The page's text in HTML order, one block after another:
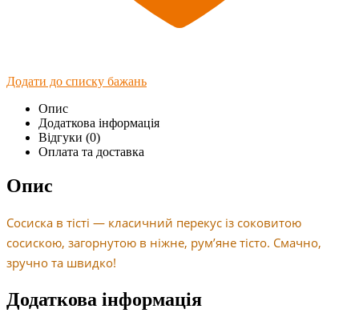
Додати до списку бажань
Опис
Додаткова інформація
Відгуки (0)
Оплата та доставка
Опис
Сосиска в тісті — класичний перекус із соковитою
сосискою, загорнутою в ніжне, рум’яне тісто. Смачно,
зручно та швидко!
Додаткова інформація